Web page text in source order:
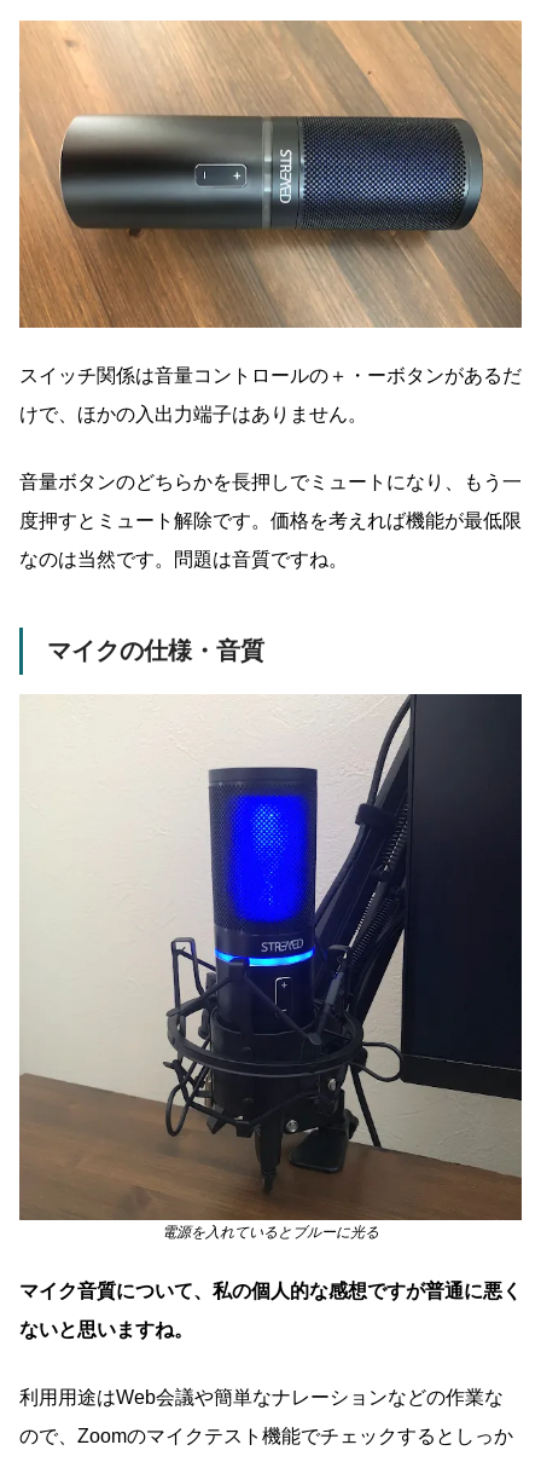
スイッチ関係は音量コントロールの＋・ーボタンがあるだ
けで、ほかの入出力端子はありません。
音量ボタンのどちらかを長押しでミュートになり、もう一
度押すとミュート解除です。価格を考えれば機能が最低限
なのは当然です。問題は音質ですね。
マイクの仕様・音質
電源を入れているとブルーに光る
マイク音質について、私の個人的な感想ですが普通に悪く
ないと思いますね。
利用用途はWeb会議や簡単なナレーションなどの作業な
ので、Zoomのマイクテスト機能でチェックするとしっか